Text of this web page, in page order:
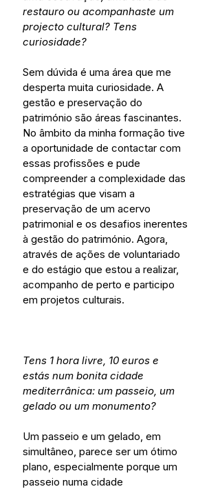
restauro ou acompanhaste um
projecto cultural? Tens
curiosidade?
Sem dúvida é uma área que me
desperta muita curiosidade. A
gestão e preservação do
património são áreas fascinantes.
No âmbito da minha formação tive
a oportunidade de contactar com
essas profissões e pude
compreender a complexidade das
estratégias que visam a
preservação de um acervo
patrimonial e os desafios inerentes
à gestão do património. Agora,
através de ações de voluntariado
e do estágio que estou a realizar,
acompanho de perto e participo
em projetos culturais.
Tens 1 hora livre, 10 euros e
estás num bonita cidade
mediterrânica: um passeio, um
gelado ou um monumento?
Um passeio e um gelado, em
simultâneo, parece ser um ótimo
plano, especialmente porque um
passeio numa cidade